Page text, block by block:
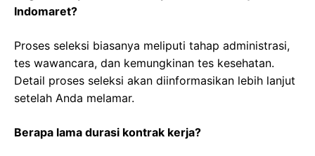
Indomaret?
Proses seleksi biasanya meliputi tahap administrasi,
tes wawancara, dan kemungkinan tes kesehatan.
Detail proses seleksi akan diinformasikan lebih lanjut
setelah Anda melamar.
Berapa lama durasi kontrak kerja?